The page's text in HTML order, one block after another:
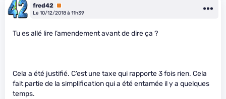
fred42 Premium
Le 10/12/2018 à 11h39
Tu es allé lire l’amendement avant de dire ça ?
Cela a été justifié. C’est une taxe qui rapporte 3 fois rien. Cela
fait partie de la simplification qui a été entamée il y a quelques
temps.